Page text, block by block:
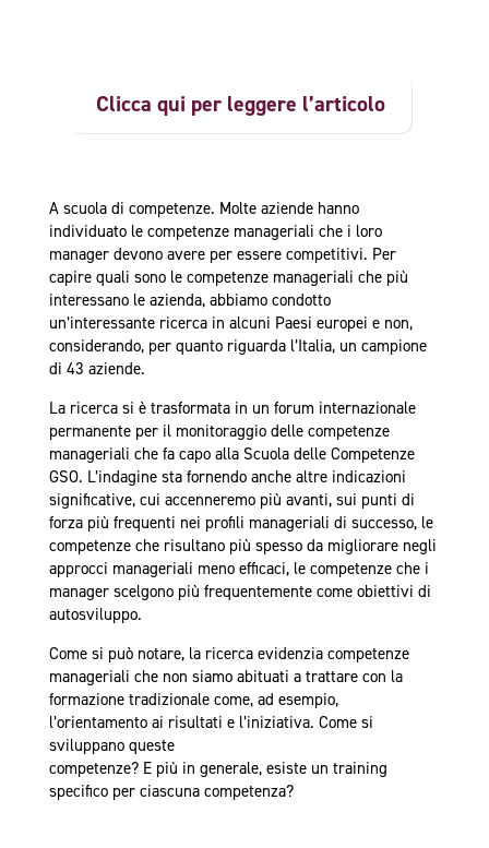
Clicca qui per leggere l’articolo
A scuola di competenze. Molte aziende hanno
individuato le competenze manageriali che i loro
manager devono avere per essere competitivi. Per
capire quali sono le competenze manageriali che più
interessano le azienda, abbiamo condotto
un’interessante ricerca in alcuni Paesi europei e non,
considerando, per quanto riguarda l’Italia, un campione
di 43 aziende.
La ricerca si è trasformata in un forum internazionale
permanente per il monitoraggio delle competenze
manageriali che fa capo alla Scuola delle Competenze
GSO. L’indagine sta fornendo anche altre indicazioni
significative, cui accenneremo più avanti, sui punti di
forza più frequenti nei profili manageriali di successo, le
competenze che risultano più spesso da migliorare negli
approcci manageriali meno efficaci, le competenze che i
manager scelgono più frequentemente come obiettivi di
autosviluppo.
Come si può notare, la ricerca evidenzia competenze
manageriali che non siamo abituati a trattare con la
formazione tradizionale come, ad esempio,
l’orientamento ai risultati e l’iniziativa. Come si
sviluppano queste
competenze? E più in generale, esiste un training
specifico per ciascuna competenza?